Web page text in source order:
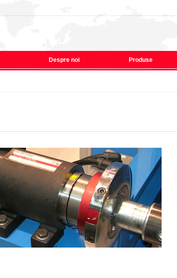
Despre noi Produse